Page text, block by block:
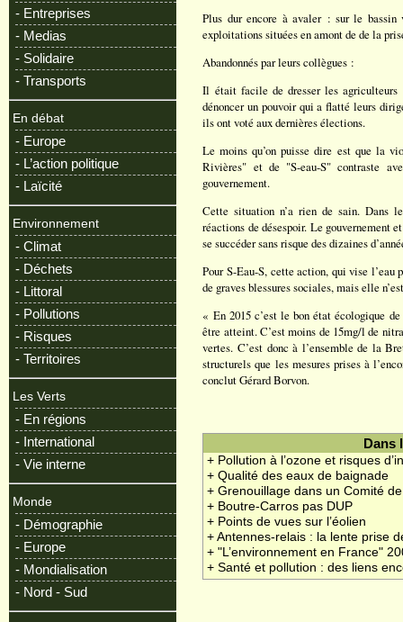
- Entreprises
- Medias
- Solidaire
- Transports
En débat
- Europe
- L’action politique
- Laïcité
Environnement
- Climat
- Déchets
- Littoral
- Pollutions
- Risques
- Territoires
Les Verts
- En régions
- International
- Vie interne
Monde
- Démographie
- Europe
- Mondialisation
- Nord - Sud
Plus dur encore à avaler : sur le bassin
exploitations situées en amont de de la
Abandonnés par leurs collègues :
Il était facile de dresser les
dénoncer un pouvoir qui a flatté leurs
ils ont voté aux dernières élections.
Le moins qu’on puisse dire est que la
Rivières" et de "S-eau-S" contraste
gouvernement.
Cette situation n’a rien de sain. Dans
réactions de désespoir. Le gouvernement
se succéder sans risque des dizaines
Pour S-Eau-S, cette action, qui vise l’eau
de graves blessures sociales, mais elle
« En 2015 c’est le bon état écologique
être atteint. C’est moins de 15mg/l de
vertes. C’est donc à l’ensemble de la
structurels que les mesures prises à
conclut Gérard Borvon.
Dans
+ Pollution à l’ozone et risques
+ Qualité des eaux de baignade
+ Grenouillage dans un Comité
+ Boutre-Carros pas DUP
+ Points de vues sur l’éolien
+ Antennes-relais : la lente prise
+ "L’environnement en France"
+ Santé et pollution : des liens